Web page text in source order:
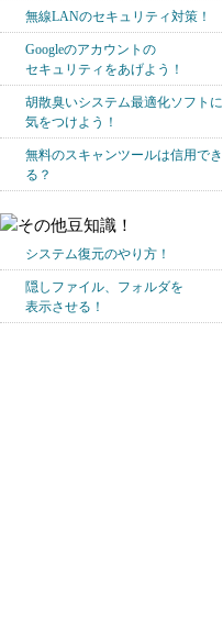
無線LANのセキュリティ対策！
Googleのアカウントの
セキュリティをあげよう！
胡散臭いシステム最適化ソフトに
気をつけよう！
無料のスキャンツールは信用でき
る？
システム復元のやり方！
隠しファイル、フォルダを
表示させる！